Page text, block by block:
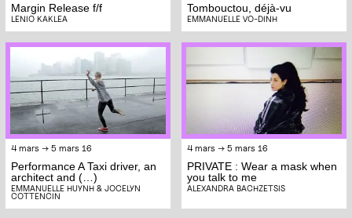
Margin Release f/f
LENIO KAKLEA
Tombouctou, déjà-vu
EMMANUELLE VO-DINH
4 mars → 5 mars 16
Performance A Taxi driver, an
architect and (…)
EMMANUELLE HUYNH & JOCELYN
COTTENCIN
4 mars → 5 mars 16
PRIVATE : Wear a mask when
you talk to me
ALEXANDRA BACHZETSIS